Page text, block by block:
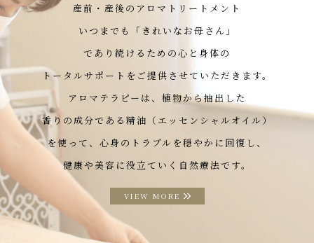
産前・産後のアロマトリートメント
いつまでも「きれいなお母さん」
であり続けるための心と身体の
トータルサポートをご提供させていただきます。
アロマテラピーは、植物から抽出した
香りの成分である精油（エッセンシャルオイル）
を使って、心身のトラブルを穏やかに回復し、
健康や美容に役立ていく自然療法です。
VIEW MORE